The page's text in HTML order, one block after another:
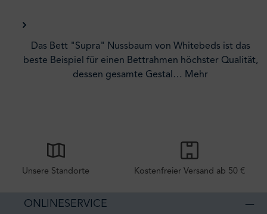
Das Bett "Supra" Nussbaum von Whitebeds ist das
beste Beispiel für einen Bettrahmen höchster Qualität,
dessen gesamte Gestal… Mehr
Unsere Standorte Kostenfreier Versand ab 50 €
ONLINESERVICE